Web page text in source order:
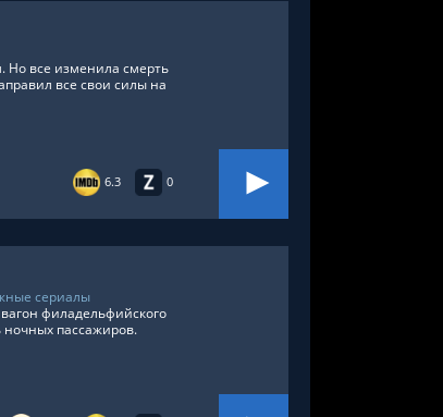
6.3 0
Но все изменила смерть
все свои силы на
сериалы
филадельфийского
ночных пассажиров.